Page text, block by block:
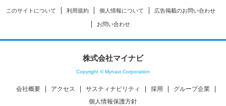
このサイトについて 利用規約 個人情報について 広告掲載のお問い合わせ
お問い合わせ
株式会社マイナビ
Copyright © Mynavi Corporation
会社概要 アクセス サスティナビリティ 採用
グループ企業
個人情報保護方針